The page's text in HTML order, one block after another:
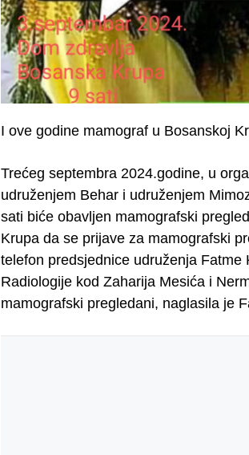
I ove godine mamograf u Bosanskoj
Trećeg septembra 2024.godine, u
udruženjem Behar i udruženjem
sati biće obavljen mamografski
Krupa da se prijave za mamografski
telefon predsjednice udruženja
Radiologije kod Zaharija Mesića i
mamografski pregledani, naglasila je